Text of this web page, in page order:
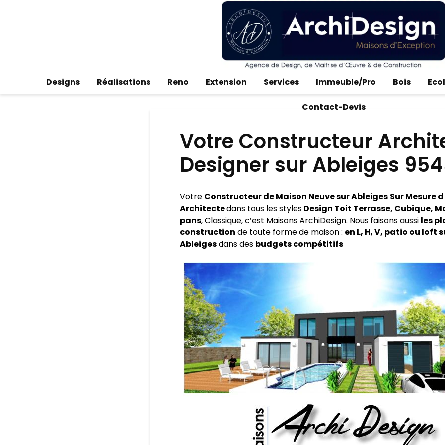
Designs Réalisations Reno Extension Services Immeuble/Pro Bois
Contact-Devis
Votre Constructeur
Designer sur Ableiges
Votre Constructeur de Maison Neuve sur Ableiges Sur Mesure d
Architectedans tous les stylesDesign Toit Terrasse, Cubique,
pans, Classique, c’est Maisons ArchiDesign. Nous faisons aussi les
construction de toute forme de maison : en L, H, V, patio ou loft
Ableigesdans des budgets compétitifs